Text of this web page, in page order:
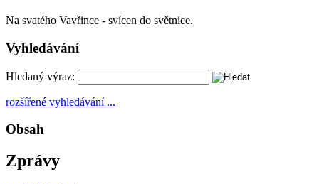
Na svatého Vavřince - svícen do světnice.
Vyhledávání
Hledaný výraz:
rozšířené vyhledávání ...
Obsah
Zprávy